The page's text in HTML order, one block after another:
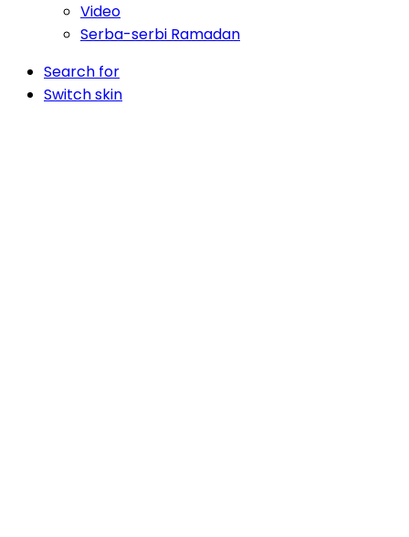
Video
Serba-serbi Ramadan
Search for
Switch skin